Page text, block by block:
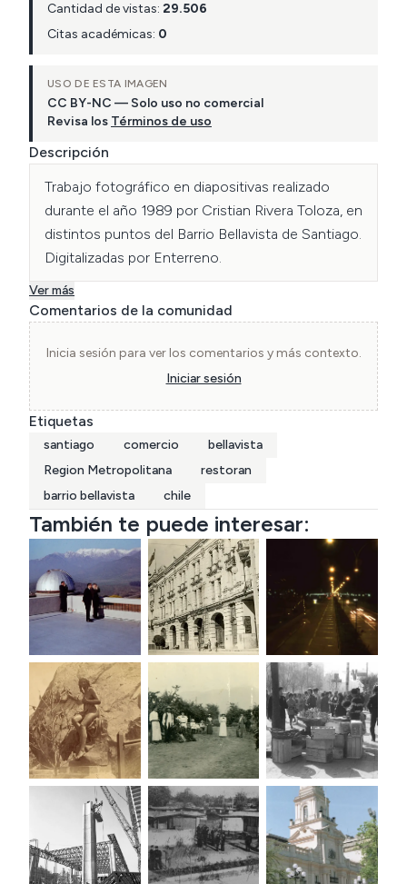
Cantidad de vistas: 29.506
Citas académicas: 0
USO DE ESTA IMAGEN
CC BY-NC — Solo uso no comercial
Revisa los Términos de uso
Descripción
Trabajo fotográfico en diapositivas realizado
durante el año 1989 por Cristian Rivera Toloza, en
distintos puntos del Barrio Bellavista de Santiago.
Digitalizadas por Enterreno.
Ver más
Comentarios de la comunidad
Inicia sesión para ver los comentarios y más contexto.
Iniciar sesión
Etiquetas
santiago comercio
bellavista
Region Metropolitana
restoran
barrio bellavista
chile
También te puede interesar: